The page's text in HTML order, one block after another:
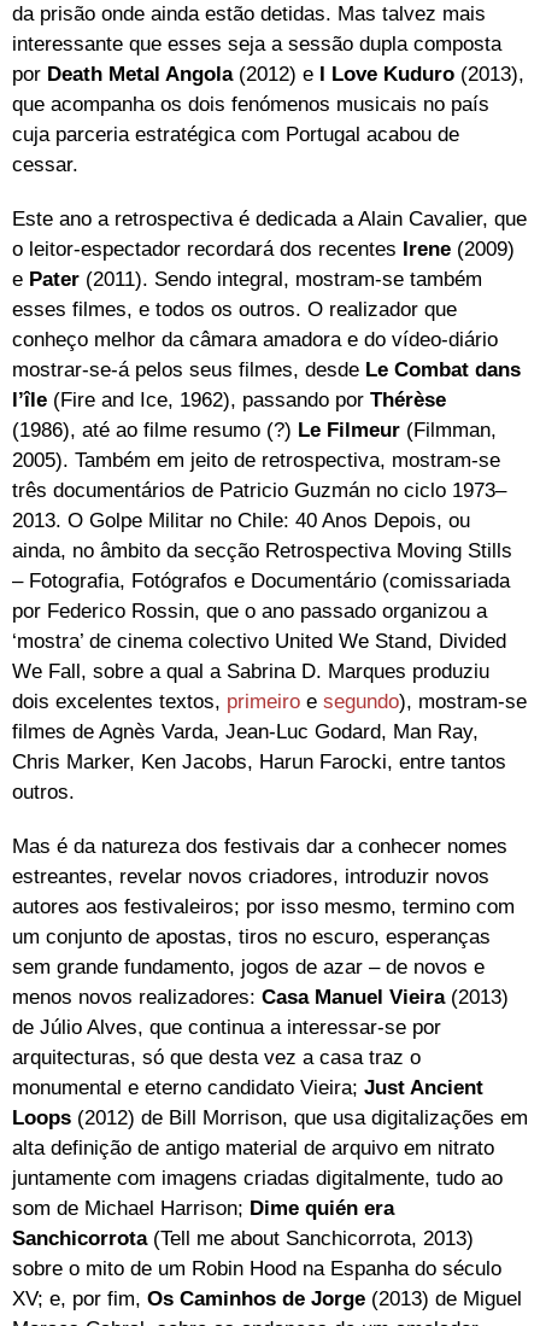
da prisão onde ainda estão detidas. Mas talvez mais
interessante que esses seja a sessão dupla composta
por Death Metal Angola(2012) e I Love Kuduro (2013),
que acompanha os dois fenómenos musicais no país
cuja parceria estratégica com Portugal acabou de
cessar.
Este ano a retrospectiva é dedicada a Alain Cavalier, que
o leitor-espectador recordará dos recentes Irene (2009)
e Pater (2011). Sendo integral, mostram-se também
esses filmes, e todos os outros. O realizador que
conheço melhor da câmara amadora e do vídeo-diário
mostrar-se-á pelos seus filmes, desde Le Combat dans
l’île (Fire and Ice, 1962), passando por Thérèse
(1986), até ao filme resumo (?) Le Filmeur (Filmman,
2005). Também em jeito de retrospectiva, mostram-se
três documentários de Patricio Guzmán no ciclo 1973–
2013. O Golpe Militar no Chile: 40 Anos Depois, ou
ainda, no âmbito da secção Retrospectiva Moving Stills
– Fotografia, Fotógrafos e Documentário (comissariada
por Federico Rossin, que o ano passado organizou a
‘mostra’ de cinema colectivo United We Stand, Divided
We Fall, sobre a qual a Sabrina D. Marques produziu
dois excelentes textos, primeiro e segundo), mostram-se
filmes de Agnès Varda, Jean-Luc Godard, Man Ray,
Chris Marker, Ken Jacobs, Harun Farocki, entre tantos
outros.
Mas é da natureza dos festivais dar a conhecer nomes
estreantes, revelar novos criadores, introduzir novos
autores aos festivaleiros; por isso mesmo, termino com
um conjunto de apostas, tiros no escuro, esperanças
sem grande fundamento, jogos de azar – de novos e
menos novos realizadores: Casa Manuel Vieira(2013)
de Júlio Alves, que continua a interessar-se por
arquitecturas, só que desta vez a casa traz o
monumental e eterno candidato Vieira; Just Ancient
Loops (2012) de Bill Morrison, que usa digitalizações em
alta definição de antigo material de arquivo em nitrato
juntamente com imagens criadas digitalmente, tudo ao
som de Michael Harrison; Dime quién era
Sanchicorrota(Tell me about Sanchicorrota, 2013)
sobre o mito de um Robin Hood na Espanha do século
XV; e, por fim, Os Caminhos de Jorge (2013) de Miguel